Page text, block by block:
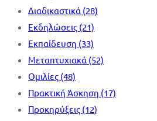
Διαδικαστικά (28)
Εκδηλώσεις (21)
Εκπαίδευση (33)
Μεταπτυχιακά (52)
Ομιλίες (48)
Πρακτική Άσκηση (17)
Προκηρύξεις (12)